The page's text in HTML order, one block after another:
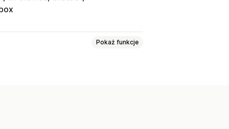
Pokaż funkcje